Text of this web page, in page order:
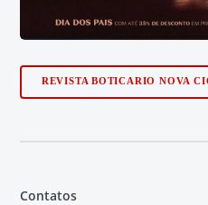
REVISTA BOTICARIO NOVA
Contatos